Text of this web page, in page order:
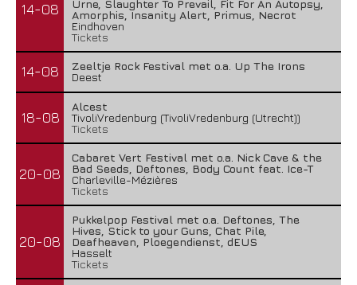
14-08
Urne, Slaughter To Prevail, Fit For An Autopsy,
Amorphis, Insanity Alert, Primus, Necrot
Eindhoven
Tickets
14-08
Zeeltje Rock Festival met o.a. Up The Irons
Deest
18-08
Alcest
TivoliVredenburg (TivoliVredenburg (Utrecht))
Tickets
20-08
Cabaret Vert Festival met o.a. Nick Cave & the
Bad Seeds, Deftones, Body Count feat. Ice-T
Charleville-Mézières
Tickets
20-08
Pukkelpop Festival met o.a. Deftones, The
Hives, Stick to your Guns, Chat Pile,
Deafheaven, Ploegendienst, dEUS
Hasselt
Tickets